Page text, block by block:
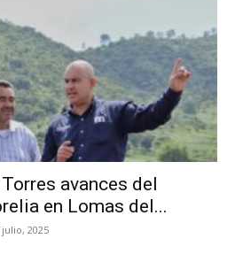
avances del
en Lomas del...
julio, 2025